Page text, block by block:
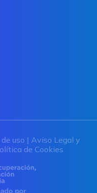
uso | Aviso Legal y
de Cookies